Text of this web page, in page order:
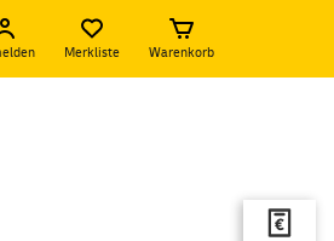
Merkliste Warenkorb